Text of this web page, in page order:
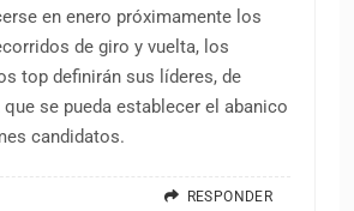
en enero próximamente los
de giro y vuelta, los
top definirán sus líderes, de
se pueda establecer el abanico
candidatos.
RESPONDER